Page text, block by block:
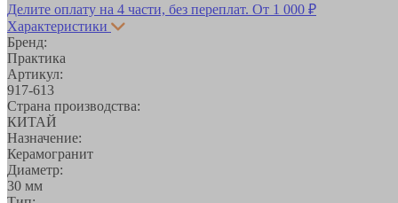
Делите оплату на 4 части, без переплат. От 1 000 ₽
Характеристики
Бренд:
Практика
Артикул:
917-613
Страна производства:
КИТАЙ
Назначение:
Керамогранит
Диаметр:
30 мм